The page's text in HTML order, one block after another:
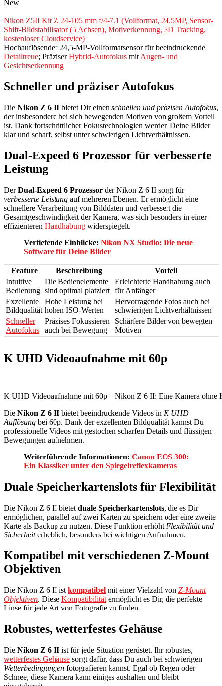
New
Nikon Z5II Kit Z 24-105 mm f/4-7.1 (Vollformat, 24.5MP, Sensor-
Shift-Bildstabilisator (5 Achsen), Motiverkennung, 3D Tracking,
kostenloser Cloudservice)
Hochauflösender 24,5-MP-Vollformatsensor für beeindruckende
Detailtreue; PräziserHybrid-Autofokus mit Augen- und
Gesichtserkennung
Schneller und präziser Autofokus
Die Nikon Z 6 II bietet Dir einen schnellen und präzisen Autofokus,
der insbesondere bei sich bewegenden Motiven von großem Vorteil
ist. Dank fortschrittlicher Fokustechnologien werden Deine Bilder
klar und scharf, selbst unter schwierigen Lichtverhältnissen.
Dual-Expeed 6 Prozessor für verbesserte
Leistung
DerDual-Expeed 6 Prozessor der Nikon Z 6 II sorgt für
verbesserte Leistung auf mehreren Ebenen. Er ermöglicht eine
schnellere Verarbeitung von Bilddaten und verbessert die
Gesamtgeschwindigkeit der Kamera, was sich besonders in einer
effizienteren Handhabung widerspiegelt.
Vertiefende Einblicke: Nikon NX Studio: Die neue
Software für Deine Bilder
Feature Beschreibung
Vorteil
Intuitive
Bedienung
Die Bedienelemente
sind optimal platziert
Erleichterte Handhabung auch
für Anfänger
Exzellente
Bildqualität
Hohe Leistung bei
hohen ISO-Werten
Hervorragende Fotos auch bei
schwierigen Lichtverhältnissen
Schneller
Autofokus
Präzises Fokussieren
auch bei Bewegung
Schärfere Bilder von bewegten
Motiven
K UHD Videoaufnahme mit 60p
K UHD Videoaufnahme mit 60p – Nikon Z 6 II: Eine Kamera ohne
Die Nikon Z 6 II bietet beeindruckende Videos in K UHD
Auflösung bei 60p. Dank der exzellenten Bildqualität kannst Du
professionelle Videos mit gestochen scharfen Details und flüssigen
Bewegungen aufnehmen.
Weiterführende Informationen: Canon EOS 300:
Ein Klassiker unter den Spiegelreflexkameras
Duale Speicherkartenslots für Flexibilität
Die Nikon Z 6 II bietet duale Speicherkartenslots, die es Dir
ermöglichen, parallel auf zwei Karten zu speichern oder eine zweite
Karte als Backup zu nutzen. Diese Funktion erhöht Flexibilität und
Sicherheiterheblich, besonders bei wichtigen Aufnahmen.
Kompatibel mit verschiedenen Z-Mount
Objektiven
Die Nikon Z 6 II ist kompatibel mit einer Vielzahl von Z-Mount
Objektiven. Diese Kompatibilität ermöglicht es Dir, die perfekte
Linse für jede Art von Fotografie zu finden.
Robustes, wetterfestes Gehäuse
Die Nikon Z 6 II ist für jede Situation gerüstet. Ihr robustes,
wetterfestes Gehäuse sorgt dafür, dass Du auch bei schwierigen
Wetterbedingungen fotografieren kannst. Egal ob Regen oder
Schnee, diese Kamera kann einiges aushalten und bleibt